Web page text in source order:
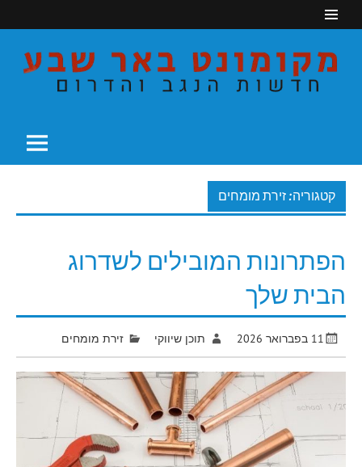
קטגוריה: זירת מומחים
הפתרונות המובילים לשדרוג
הבית שלך
11 בפברואר 2026 תוכן שיווקי זירת מומחים